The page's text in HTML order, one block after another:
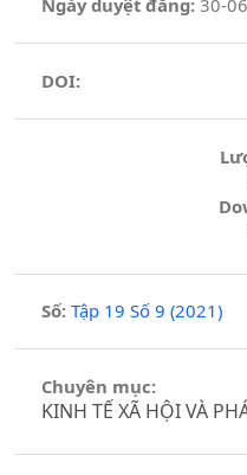
Ngày duyệt đăng:30-
DOI:
Số: Tập 19 Số 9 (2021)
Chuyên mục:
KINH TẾ XÃ HỘI VÀ